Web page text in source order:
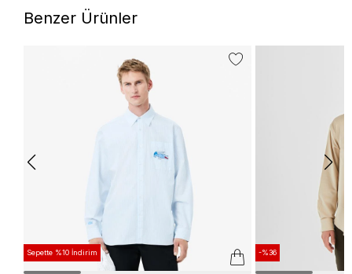
Benzer Ürünler
Sepette %10 İndirim -%36